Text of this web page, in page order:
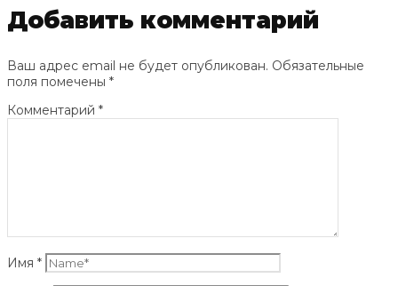
Добавить комментарий
Ваш адрес email не будет опубликован. Обязательные
поля помечены *
Комментарий *
Имя *